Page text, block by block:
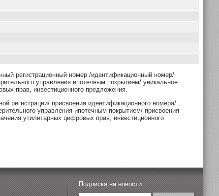
регистрационный номер /идентификационный номер/
управления ипотечным покрытием/ уникальное
прав, инвестиционного предложения.
регистрации/ присвоения идентификационного номера/
управления ипотечным покрытием/ присвоения
утилитарных цифровых прав, инвестиционного
Подписка на новости